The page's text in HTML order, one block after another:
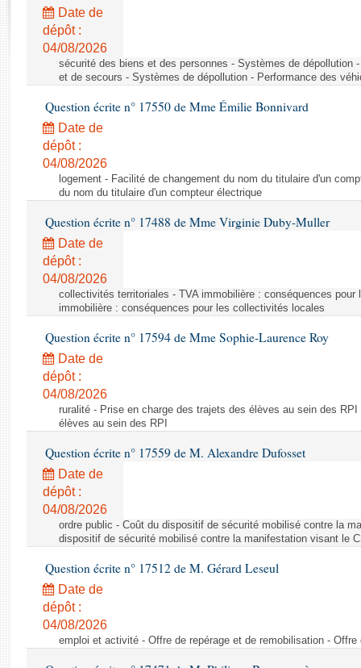
Rapports législatifs
Rapports sur l'application des lois
Baromètre de l’application des lois
Dossiers législatifs
Budget et sécurité sociale
Questions écrites et orales
Comptes rendus des débats
Date de
dépôt :
04/08/2026
sécurité des biens et des personnes - Systèmes de dépollution
et de secours - Systèmes de dépollution - Performance des
Question écrite n° 17550 de Mme Émilie Bonnivard
Date de
dépôt :
04/08/2026
logement - Facilité de changement du nom du titulaire d'un
du nom du titulaire d'un compteur électrique
Question écrite n° 17488 de Mme Virginie Duby-Muller
Date de
dépôt :
04/08/2026
collectivités territoriales - TVA immobilière : conséquences
immobilière : conséquences pour les collectivités locales
Question écrite n° 17594 de Mme Sophie-Laurence Roy
Date de
dépôt :
04/08/2026
ruralité - Prise en charge des trajets des élèves au sein des
élèves au sein des RPI
Question écrite n° 17559 de M. Alexandre Dufosset
Date de
dépôt :
04/08/2026
ordre public - Coût du dispositif de sécurité mobilisé contre la
dispositif de sécurité mobilisé contre la manifestation visant le
Question écrite n° 17512 de M. Gérard Leseul
Date de
dépôt :
04/08/2026
emploi et activité - Offre de repérage et de remobilisation -